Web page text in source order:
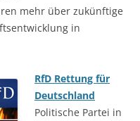
mehr über zukünftige
in
RfD Rettung für
Deutschland
Politische Partei in